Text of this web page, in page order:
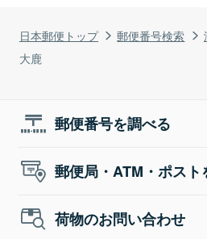
日本郵便トップ 郵便番号検索
大鹿
郵便番号を調べる
郵便局・ATM・ポスト
荷物のお問い合わせ